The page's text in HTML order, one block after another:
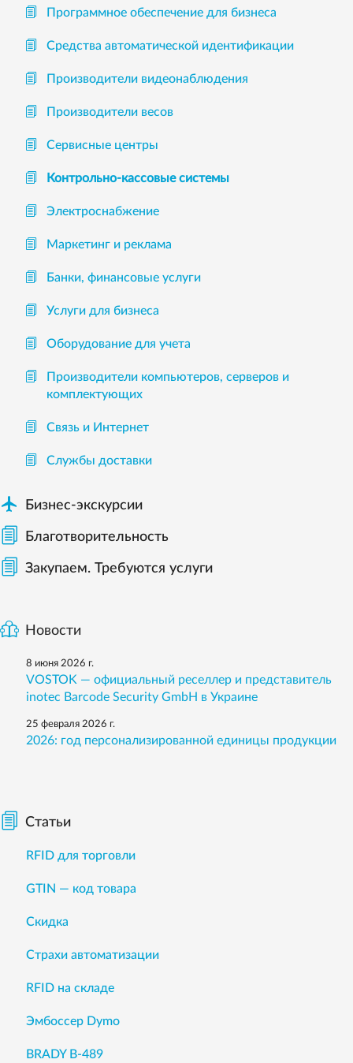
Программное обеспечение для бизнеса
Средства автоматической идентификации
Производители видеонаблюдения
Производители весов
Сервисные центры
Контрольно-кассовые системы
Электроснабжение
Маркетинг и реклама
Банки, финансовые услуги
Услуги для бизнеса
Оборудование для учета
Производители компьютеров, серверов и
комплектующих
Связь и Интернет
Службы доставки
 Бизнес-экскурсии
Благотворительность
Закупаем. Требуются услуги
Новости
8 июня 2026 г.
VOSTOK — официальный реселлер и представитель
inotec Barcode Security GmbH в Украине
25 февраля 2026 г.
2026: год персонализированной единицы продукции
Статьи
RFID для торговли
GTIN — код товара
Скидка
Страхи автоматизации
RFID на складе
Эмбоссер Dymo
BRADY B-489